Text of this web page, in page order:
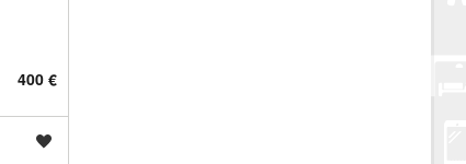
400 €